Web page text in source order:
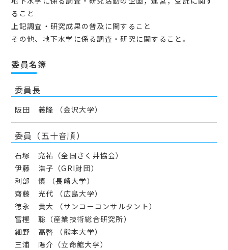
ること
上記調査・研究成果の普及に関すること
その他、地下水学に係る調査・研究に関すること。
委員名簿
委員長
阪田 義隆 （金沢大学）
委員（五十音順）
石塚 亮祐（全国さく井協会）
伊藤 浩子（GRI財団）
利部 慎 （長崎大学）
齋藤 光代 （広島大学）
徳永 貴大 （サンコーコンサルタント）
冨樫 聡（産業技術総合研究所）
細野 高啓 （熊本大学）
三浦 陽介（立命館大学）